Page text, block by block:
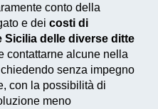
conto della
e dei costi di
Sicilia delle diverse ditte
contattarne alcune nella
senza impegno
con la possibilità di
meno